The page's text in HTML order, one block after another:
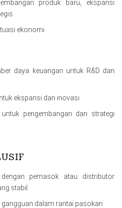
produk baru, ekspansi
ekonomi
daya keuangan untuk R&D dan
ekspansi dan inovasi
pengembangan dan strategi
pemasok atau distributor
stabil
dalam rantai pasokan